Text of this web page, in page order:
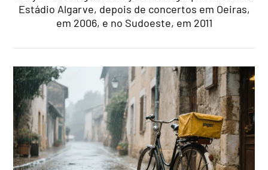
Estádio Algarve, depois de concertos em Oeiras,
em 2006, e no Sudoeste, em 2011